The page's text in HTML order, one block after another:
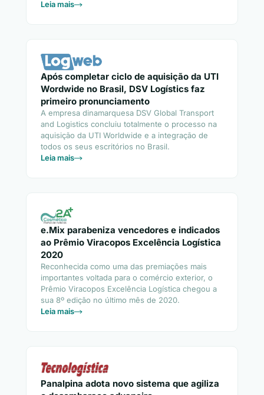
Leia mais
Após completar ciclo de aquisição da UTI
Wordwide no Brasil, DSV Logístics faz
primeiro pronunciamento
A empresa dinamarquesa DSV Global Transport
and Logistics concluiu totalmente o processo na
aquisição da UTI Worldwide e a integração de
todos os seus escritórios no Brasil.
Leia mais
e.Mix parabeniza vencedores e indicados
ao Prêmio Viracopos Excelência Logística
2020
Reconhecida como uma das premiações mais
importantes voltada para o comércio exterior, o
Prêmio Viracopos Excelência Logística chegou a
sua 8º edição no último mês de 2020.
Leia mais
Panalpina adota novo sistema que agiliza